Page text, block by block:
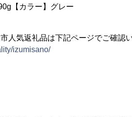
【カラー】グレー
人気返礼品は下記ページでご確認
izumisano/